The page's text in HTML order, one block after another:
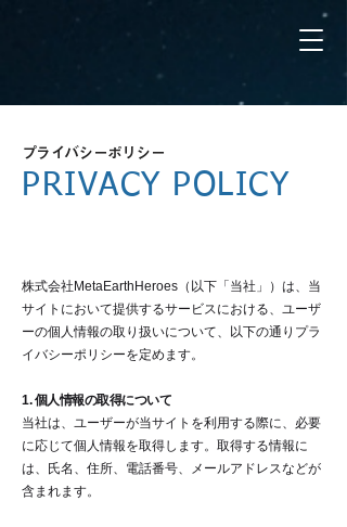
プライバシーポリシー
PRIVACY POLICY
株式会社MetaEarthHeroes（以下「当社」）は、当
サイトにおいて提供するサービスにおける、ユーザ
ーの個人情報の取り扱いについて、以下の通りプラ
イバシーポリシーを定めます。
1. 個人情報の取得について
当社は、ユーザーが当サイトを利用する際に、必要
に応じて個人情報を取得します。取得する情報に
は、氏名、住所、電話番号、メールアドレスなどが
含まれます。